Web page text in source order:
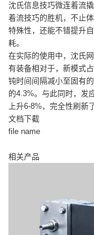
沈氏信息技巧微连着流
着流技巧的胜机，不止
特殊性，还能不错提升
耗。
在实际的使用中，沈氏
有装备相对于，新模式
钝时间间隔减小至固有
的4.3%。与此同时，发
上升6-8%，完全性刷新
文档下截
file name
相关产品